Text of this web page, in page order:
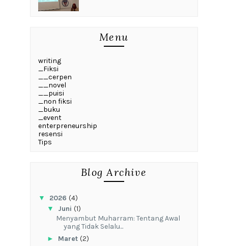
Menu
writing
_Fiksi
__cerpen
__novel
__puisi
_non fiksi
_buku
_event
enterpreneurship
resensi
Tips
Blog Archive
▼ 2026 (4)
▼ Juni (1)
Menyambut Muharram: Tentang Awal
yang Tidak Selalu...
► Maret (2)